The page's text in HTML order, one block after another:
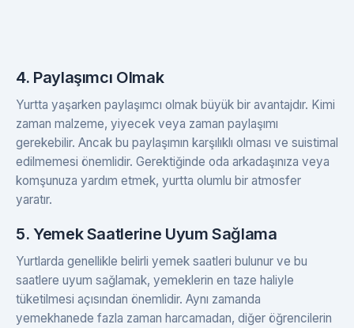
4. Paylaşımcı Olmak
Yurtta yaşarken paylaşımcı olmak büyük bir avantajdır. Kimi
zaman malzeme, yiyecek veya zaman paylaşımı
gerekebilir. Ancak bu paylaşımın karşılıklı olması ve suistimal
edilmemesi önemlidir. Gerektiğinde oda arkadaşınıza veya
komşunuza yardım etmek, yurtta olumlu bir atmosfer
yaratır.
5. Yemek Saatlerine Uyum Sağlama
Yurtlarda genellikle belirli yemek saatleri bulunur ve bu
saatlere uyum sağlamak, yemeklerin en taze haliyle
tüketilmesi açısından önemlidir. Aynı zamanda
yemekhanede fazla zaman harcamadan, diğer öğrencilerin